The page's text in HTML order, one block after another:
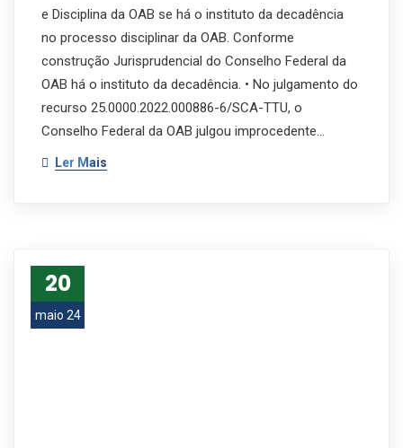
e Disciplina da OAB se há o instituto da decadência
no processo disciplinar da OAB. Conforme
construção Jurisprudencial do Conselho Federal da
OAB há o instituto da decadência. • No julgamento do
recurso 25.0000.2022.000886-6/SCA-TTU, o
Conselho Federal da OAB julgou improcedente…
Ler Mais
20
maio 24